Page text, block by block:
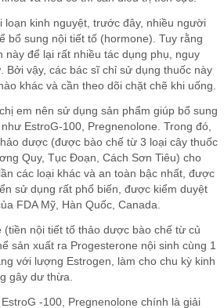
kinh nguyệt, trước đây, nhiều người
bổ sung nội tiết tố (hormone). Tuy rằng
này để lại rất nhiều tác dụng phụ, nguy
Bởi vậy, các bác sĩ chỉ sử dụng thuốc này
khác và cần theo dõi chặt chẽ khi uống.
em nên sử dụng sản phẩm giúp bổ sung
EstroG-100, Pregnenolone. Trong đó,
dược (được bào chế từ 3 loại cây thuốc
Quy, Tục Đoạn, Cách Sơn Tiêu) cho
các loại khác và an toàn bậc nhất, được
sử dụng rất phổ biến, được kiểm duyệt
FDA Mỹ, Hàn Quốc, Canada.
nội tiết tố thảo dược bào chế từ củ
sản xuất ra Progesterone nội sinh cùng 1
với lượng Estrogen, làm cho chu kỳ kinh
gây dư thừa.
-100, Pregnenolone chính là giải